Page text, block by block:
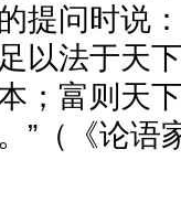
提问时说
以法于天
；富则天
”（《论